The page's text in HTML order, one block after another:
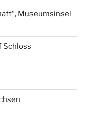
Museumsinsel
Schloss